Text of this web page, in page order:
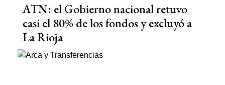
ATN: el Gobierno nacional retuvo
casi el 80% de los fondos y excluyó a
La Rioja